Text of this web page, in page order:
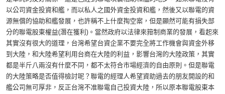
以公司資金投資和艦，而以私人之國外資金投資和艦，然後又以聯電的資
源無償的協助和艦發展，也許稱不上什麼掏空案，但是顯然可能有損失部
分的聯電股東權益(潛在獲利)。當然政府以法律來箝制商業的發展，看起來
其實沒有很大的道理，台灣希望台資企業不要完全將工作機會與資金外移
到大陸，和大陸希望利用台商在大陸的利益，影響台灣的大陸政策，其實
都是半斤八兩沒有什麼不同，都不太符合市場經濟的自由原則。但是聯電
的大陸策略是否值得檢討呢？聯電的經理人希望資助過去的朋友開設的和
艦公司無可厚非，反正台灣不准聯電自己投資大陸，所以原本聯電股東本